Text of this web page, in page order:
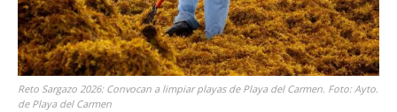
Reto Sargazo 2026: Convocan a limpiar playas de Playa del Carmen. Foto: Ayto.
de Playa del Carmen